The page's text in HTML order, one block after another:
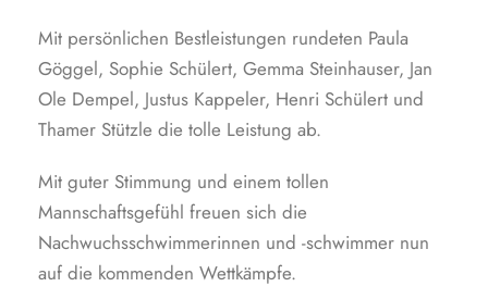
Mit persönlichen Bestleistungen rundeten Paula
Göggel, Sophie Schülert, Gemma Steinhauser, Jan
Ole Dempel, Justus Kappeler, Henri Schülert und
Thamer Stützle die tolle Leistung ab.
Mit guter Stimmung und einem tollen
Mannschaftsgefühl freuen sich die
Nachwuchsschwimmerinnen und -schwimmer nun
auf die kommenden Wettkämpfe.